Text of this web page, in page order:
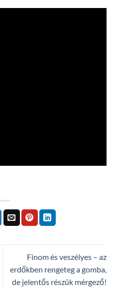
Finom és veszélyes – az
erdőkben rengeteg a gomba,
de jelentős részük mérgező!